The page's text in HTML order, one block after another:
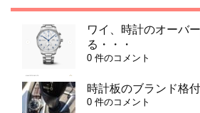
ワイ、時計のオーバ
る・・・
0 件のコメント
時計板のブランド格
0 件のコメント